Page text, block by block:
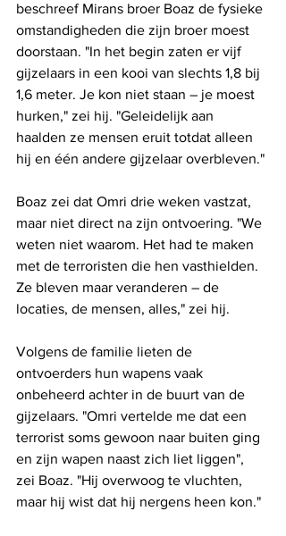
beschreef Mirans broer Boaz de fysieke
omstandigheden die zijn broer moest
doorstaan. "In het begin zaten er vijf
gijzelaars in een kooi van slechts 1,8 bij
1,6 meter. Je kon niet staan ​​– je moest
hurken," zei hij. "Geleidelijk aan
haalden ze mensen eruit totdat alleen
hij en één andere gijzelaar overbleven."
Boaz zei dat Omri drie weken vastzat,
maar niet direct na zijn ontvoering. "We
weten niet waarom. Het had te maken
met de terroristen die hen vasthielden.
Ze bleven maar veranderen – de
locaties, de mensen, alles," zei hij.
Volgens de familie lieten de
ontvoerders hun wapens vaak
onbeheerd achter in de buurt van de
gijzelaars. "Omri vertelde me dat een
terrorist soms gewoon naar buiten ging
en zijn wapen naast zich liet liggen",
zei Boaz. "Hij overwoog te vluchten,
maar hij wist dat hij nergens heen kon."